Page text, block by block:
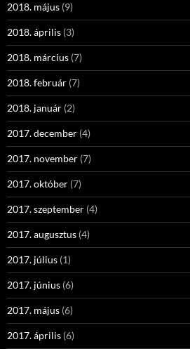
2018. május (9)
2018. április (3)
2018. március (7)
2018. február (7)
2018. január (2)
2017. december (4)
2017. november (7)
2017. október (7)
2017. szeptember (4)
2017. augusztus (4)
2017. július (1)
2017. június (6)
2017. május (6)
2017. április (6)